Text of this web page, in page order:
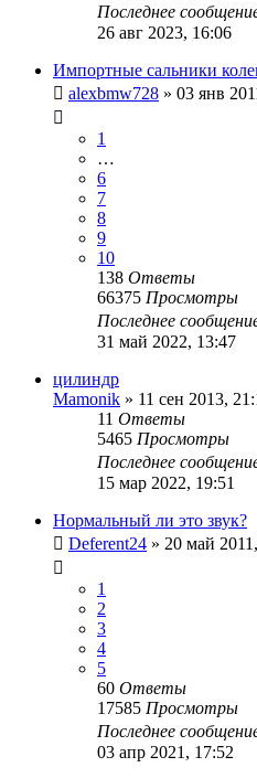
Последнее
26 авг 2023, 16:06
Импортные сальники
alexbmw728 » 03 янв
1
…
6
7
8
9
10
138 Ответы
66375 Просмотры
Последнее
31 май 2022, 13:47
цилиндр
Mamonik » 11 сен 2013,
11 Ответы
5465 Просмотры
Последнее
15 мар 2022, 19:51
Нормальный ли это звук?
Deferent24 » 20 май
1
2
3
4
5
60 Ответы
17585 Просмотры
Последнее
03 апр 2021, 17:52